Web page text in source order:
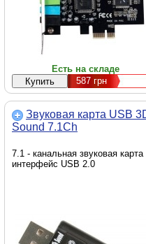
Есть на складе
587грн
Звуковая карта USB
Sound 7.1Ch
7.1 - канальная звуковая карта
интерфейс USB 2.0